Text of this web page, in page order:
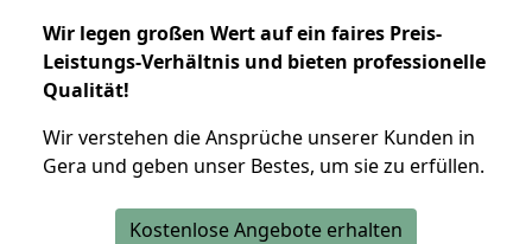
Wir legen großen Wert auf ein faires Preis-
Leistungs-Verhältnis und bieten professionelle
Qualität!
Wir verstehen die Ansprüche unserer Kunden in
Gera und geben unser Bestes, um sie zu erfüllen.
Kostenlose Angebote erhalten